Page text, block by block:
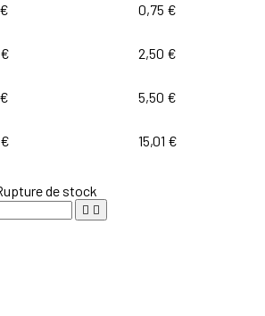
0,75 €
2,50 €
5,50 €
15,01 €
de stock
 